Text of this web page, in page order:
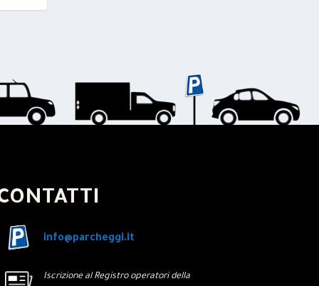
info@parcheggi.it
Iscrizione al Registro operatori della